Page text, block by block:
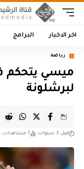
اخر الاخبار البرامج
رياضة
لبرشلونة
قبل 3 سنوات 7 مشاهدات